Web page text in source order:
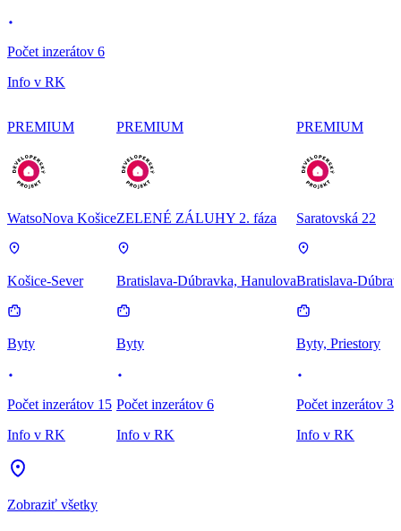
Počet inzerátov 6
Info v RK
PREMIUM
WatsoNova Košice
Košice-Sever
Byty
Počet inzerátov 15
Info v RK
PREMIUM
ZELENÉ ZÁLUHY 2. fáza
Bratislava-Dúbravka, Hanulova
Byty
Počet inzerátov 6
Info v RK
PREMIUM
Saratovská 22
Bratislava-
Byty, Priestory
Počet inzerátov 3
Info v RK
Zobraziť všetky